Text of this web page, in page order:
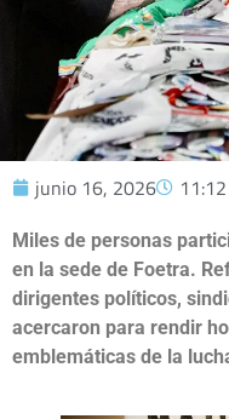
junio 16, 2026
Miles de personas
en la sede de Foetra.
dirigentes políticos,
acercaron para rendir
emblemáticas de la